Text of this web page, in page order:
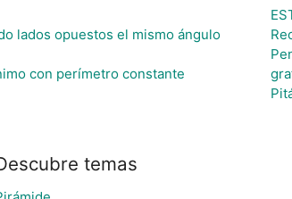
lados opuestos el mismo ángulo
con perímetro constante
temas